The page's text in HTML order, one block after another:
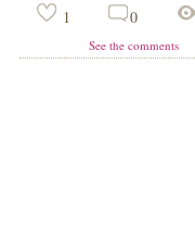
1
0
See the comments